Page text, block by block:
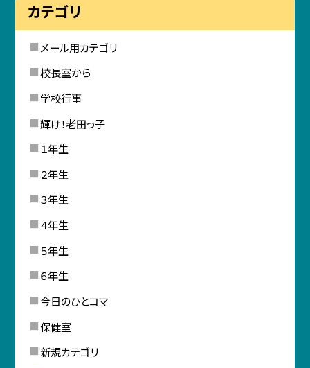
カテゴリ
メール用カテゴリ
校長室から
学校行事
輝け！老田っ子
１年生
２年生
３年生
４年生
５年生
６年生
今日のひとコマ
保健室
新規カテゴリ